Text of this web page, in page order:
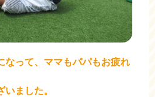
なって、ママもパパもお疲れ
ました。